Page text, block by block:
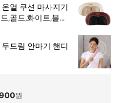
열 쿠션 마사지기
,골드,화이트,블
드림 안마기 핸디
지기 목 어깨 안마